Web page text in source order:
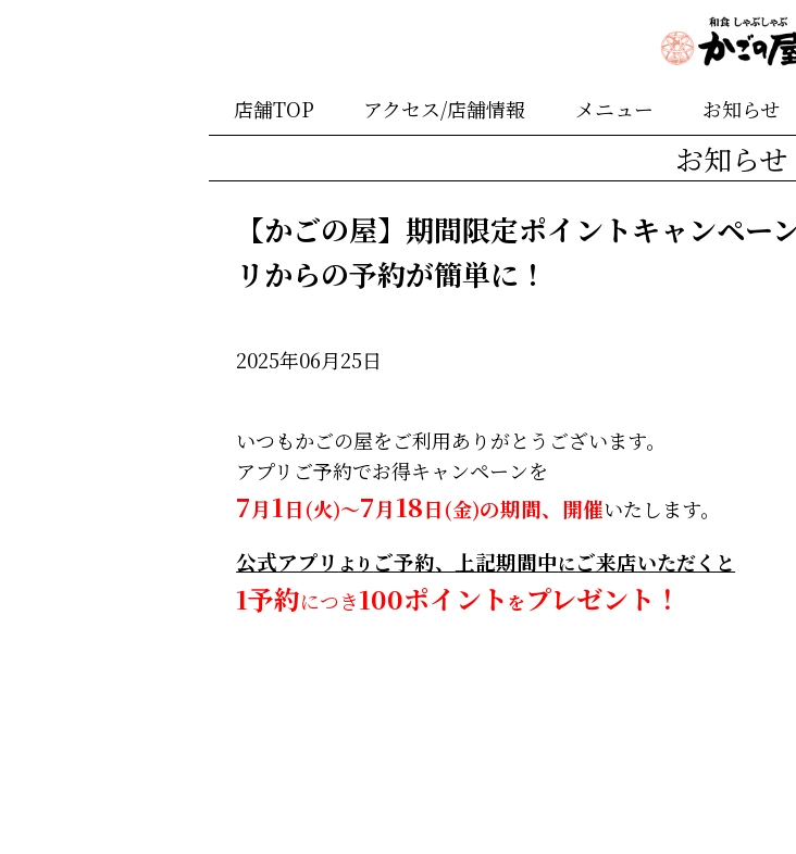
店舗TOP アクセス/店舗情報 メニュー お知らせ
お知らせ
【かごの屋】期間限定ポイントキャンペー
リからの予約が簡単に！
2025年06月25日
いつもかごの屋をご利用ありがとうございます。
アプリご予約でお得キャンペーンを
7月1 日(火)～7月18日(金)の期間、開催いたします。
公式アプリ より ご予約、 上記期間中にご来店いただくと
1予約につき100ポイント をプレゼント！